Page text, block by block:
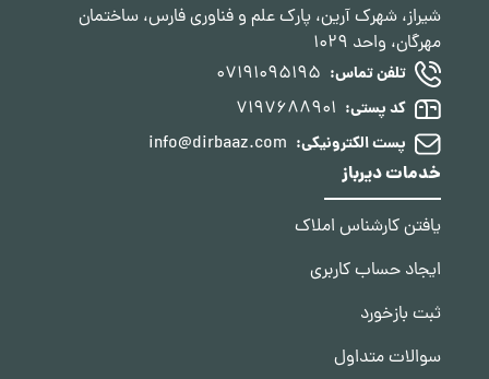
شیراز، شهرک آرین، پارک علم و فناوری فارس، ساختمان
مهرگان، واحد 1029
تلفن تماس: 07191095195
کد پستی: 7197688901
پست الکترونیکی: info@dirbaaz.com
خدمات دیرباز
یافتن کارشناس املاک
ایجاد حساب کاربری
ثبت بازخورد
سوالات متداول